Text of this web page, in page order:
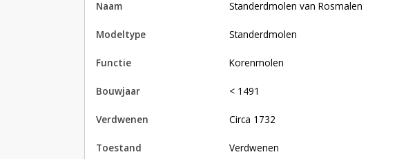
naam Standerdmolen van Rosmalen
modeltype Standerdmolen
functie korenmolen
bouwjaar < 1491
verdwenen circa 1732
toestand verdwenen